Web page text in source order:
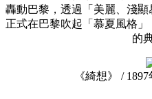
轟動巴黎，透過「美麗、淺顯
正式在巴黎吹起「慕夏風格
的
《綺想》 /